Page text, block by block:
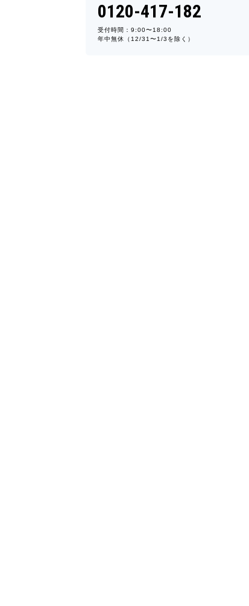
0120-417-182
受付時間：9:00〜18:00
年中無休（12/31〜1/3を除く）